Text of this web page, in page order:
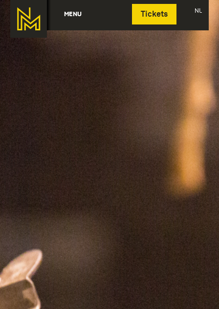
MENU Tickets NL
Deutsch